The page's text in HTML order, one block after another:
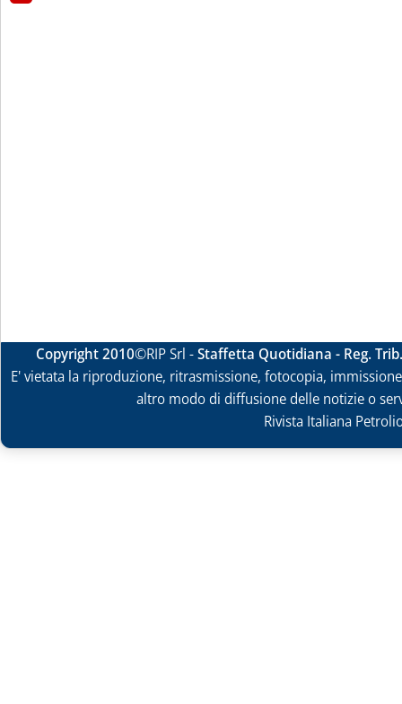
Copyright 2010©RIP Srl -Staffetta Quotidiana - Reg.
E' vietata la riproduzione, ritrasmissione, fotocopia,
altro modo di diffusione delle notizie o
Rivista Italiana